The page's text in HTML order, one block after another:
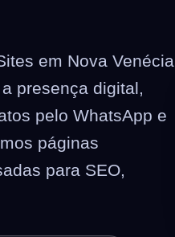
em Nova Venécia
presença digital,
pelo WhatsApp e
páginas
para SEO,